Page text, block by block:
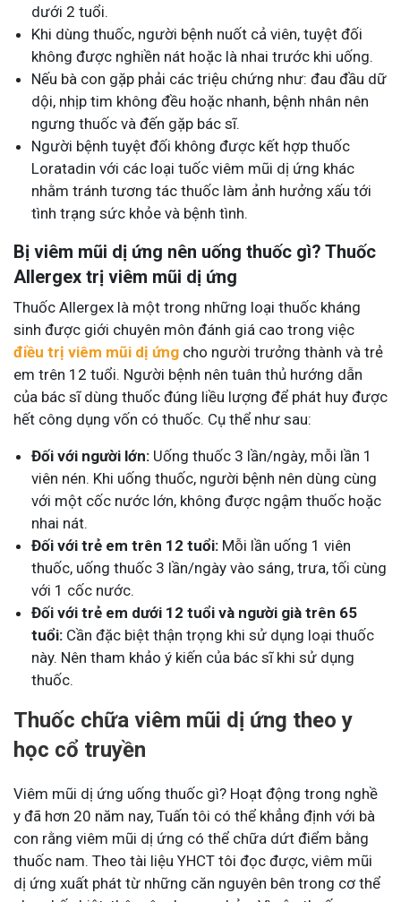
dưới 2 tuổi.
Khi dùng thuốc, người bệnh nuốt cả viên, tuyệt đối
không được nghiền nát hoặc là nhai trước khi uống.
Nếu bà con gặp phải các triệu chứng như: đau đầu dữ
dội, nhịp tim không đều hoặc nhanh, bệnh nhân nên
ngưng thuốc và đến gặp bác sĩ.
Người bệnh tuyệt đối không được kết hợp thuốc
Loratadin với các loại tuốc viêm mũi dị ứng khác
nhằm tránh tương tác thuốc làm ảnh hưởng xấu tới
tình trạng sức khỏe và bệnh tình.
Bị viêm mũi dị ứng nên uống thuốc gì? Thuốc
Allergex trị viêm mũi dị ứng
Thuốc Allergex là một trong những loại thuốc kháng
sinh được giới chuyên môn đánh giá cao trong việc
điều trị viêm mũi dị ứng cho người trưởng thành và trẻ
em trên 12 tuổi. Người bệnh nên tuân thủ hướng dẫn
của bác sĩ dùng thuốc đúng liều lượng để phát huy được
hết công dụng vốn có thuốc. Cụ thể như sau:
Đối với người lớn: Uống thuốc 3 lần/ngày, mỗi lần 1
viên nén. Khi uống thuốc, người bệnh nên dùng cùng
với một cốc nước lớn, không được ngậm thuốc hoặc
nhai nát.
Đối với trẻ em trên 12 tuổi: Mỗi lần uống 1 viên
thuốc, uống thuốc 3 lần/ngày vào sáng, trưa, tối cùng
với 1 cốc nước.
Đối với trẻ em dưới 12 tuổi và người già trên 65
tuổi: Cần đặc biệt thận trọng khi sử dụng loại thuốc
này. Nên tham khảo ý kiến của bác sĩ khi sử dụng
thuốc.
Thuốc chữa viêm mũi dị ứng theo y
học cổ truyền
Viêm mũi dị ứng uống thuốc gì? Hoạt động trong nghề
y đã hơn 20 năm nay, Tuấn tôi có thể khẳng định với bà
con rằng viêm mũi dị ứng có thể chữa dứt điểm bằng
thuốc nam. Theo tài liệu YHCT tôi đọc được, viêm mũi
dị ứng xuất phát từ những căn nguyên bên trong cơ thể